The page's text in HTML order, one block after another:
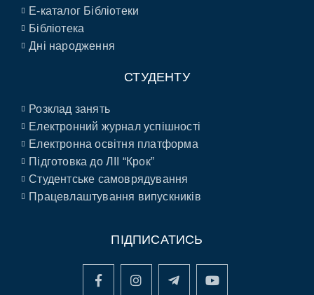
E-каталог Бібліотеки
Бібліотека
Дні народження
СТУДЕНТУ
Розклад занять
Електронний журнал успішності
Електронна освітня платформа
Підготовка до ЛІІ “Крок”
Студентське самоврядування
Працевлаштування випускників
ПІДПИСАТИСЬ